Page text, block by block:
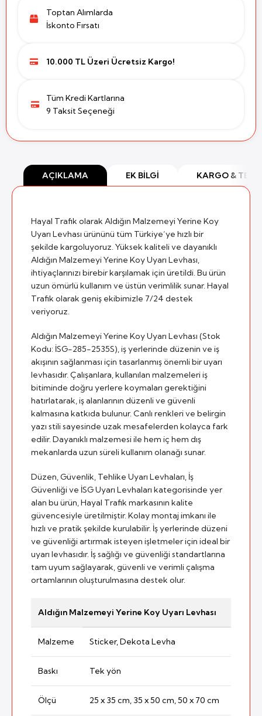
Toptan Alımlarda
İskonto Fırsatı
10.000 TL Üzeri Ücretsiz Kargo!
Tüm Kredi Kartlarına
9 Taksit Seçeneği
AÇIKLAMA EK BILGI KARGO &
Hayal Trafik olarak Aldığın Malzemeyi Yerine Koy
Uyarı Levhası ürününü tüm Türkiye’ye hızlı bir
şekilde kargoluyoruz. Yüksek kaliteli ve dayanıklı
Aldığın Malzemeyi Yerine Koy Uyarı Levhası,
ihtiyaçlarınızı birebir karşılamak için üretildi. Bu ürün
uzun ömürlü kullanım ve üstün verimlilik sunar. Hayal
Trafik olarak geniş ekibimizle 7/24 destek
veriyoruz.
Aldığın Malzemeyi Yerine Koy Uyarı Levhası (Stok
Kodu: İSG-285-2535S), iş yerlerinde düzenin ve iş
akışının sağlanması için tasarlanmış önemli bir uyarı
levhasıdır. Çalışanlara, kullanılan malzemeleri iş
bitiminde doğru yerlere koymaları gerektiğini
hatırlatarak, iş alanlarının düzenli ve güvenli
kalmasına katkıda bulunur. Canlı renkleri ve belirgin
yazı stili sayesinde uzak mesafelerden kolayca fark
edilir. Dayanıklı malzemesi ile hem iç hem dış
mekanlarda uzun süreli kullanım olanağı sunar.
Düzen, Güvenlik, Tehlike Uyarı Levhaları, İş
Güvenliği ve İSG Uyarı Levhaları kategorisinde yer
alan bu ürün, Hayal Trafik markasının kalite
güvencesiyle üretilmiştir. Kolay montaj imkanı ile
hızlı ve pratik şekilde kurulabilir. İş yerlerinde düzeni
ve güvenliği artırmak isteyen işletmeler için ideal bir
uyarı levhasıdır. İş sağlığı ve güvenliği standartlarına
tam uyum sağlayarak, güvenli ve verimli çalışma
ortamlarının oluşturulmasına destek olur.
Aldığın Malzemeyi Yerine Koy Uyarı Levhası
Malzeme Sticker, Dekota Levha
Baskı Tek yön
Ölçü 25 x 35 cm, 35 x 50 cm, 50 x 70 cm